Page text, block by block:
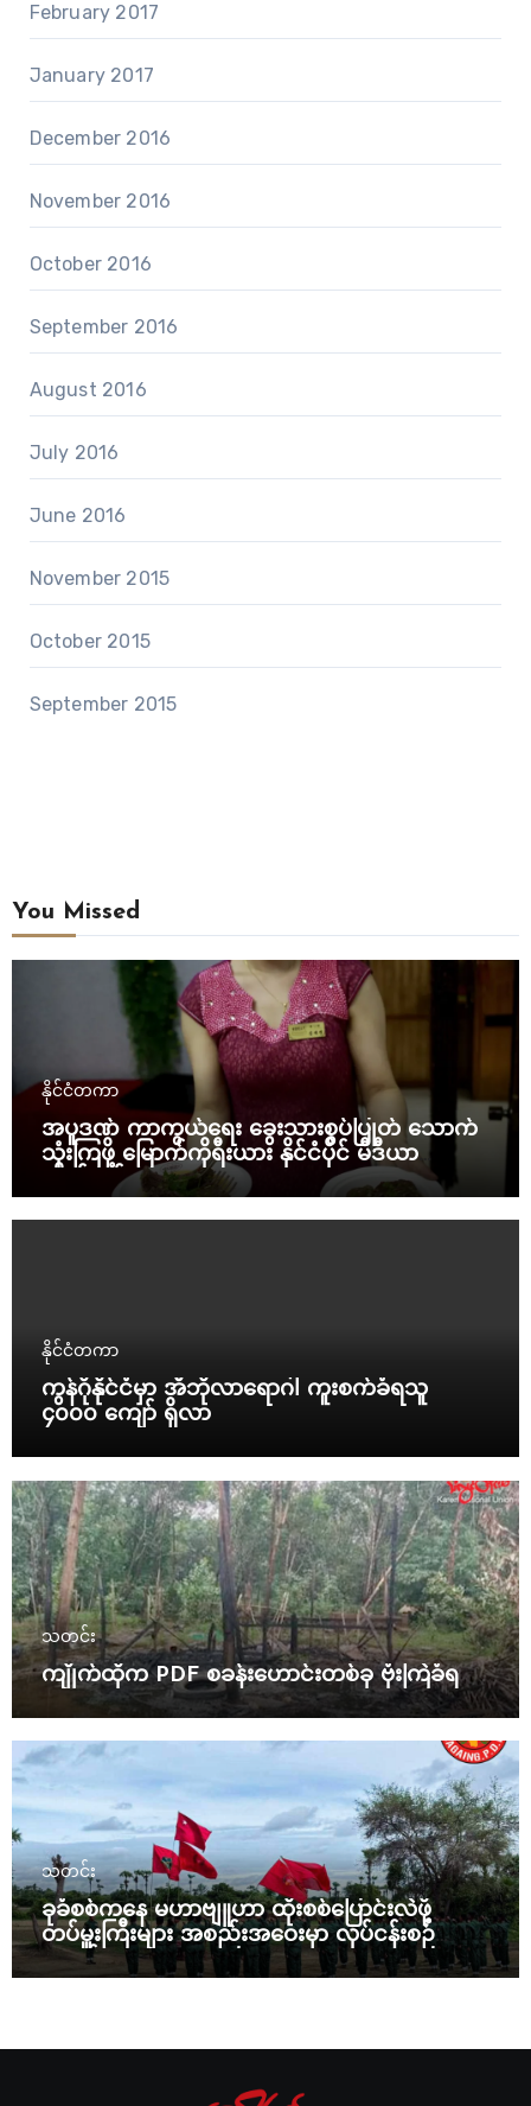
February 2017
January 2017
December 2016
November 2016
October 2016
September 2016
August 2016
July 2016
June 2016
November 2015
October 2015
September 2015
You Missed
နိုင်ငံတကာ
အပူဒဏ် ကာကွယ်ရေး ခွေးသားစွပ်ပြုတ် သောက်
သုံးကြဖို့ မြောက်ကိုရီးယား နိုင်ငံပိုင် မီဒီယာ
တိုက်တွန်း
နိုင်ငံတကာ
ကွန်ဂိုနိုင်ငံမှာ အီဘိုလာရောဂါ ကူးစက်ခံရသူ
၄၀၀၀ ကျော် ရှိလာ
သတင်း
ကျိုက်ထိုက PDF စခန်းဟောင်းတစ်ခု ဗုံးကြဲခံရ
သတင်း
ခုခံစစ်ကနေ မဟာဗျူဟာ ထိုးစစ်ပြောင်းလဲဖို့
တပ်မှူးကြီးများ အစည်းအဝေးမှာ လုပ်ငန်းစဉ်
ချမှတ်